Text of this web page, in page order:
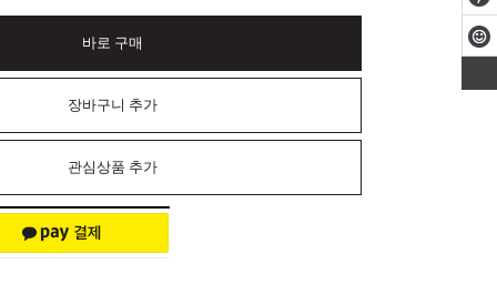
바로 구매
장바구니 추가
관심상품 추가